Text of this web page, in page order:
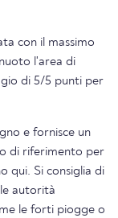
con il massimo
l'area di
di 5/5 punti per
e fornisce un
di riferimento per
qui. Si consiglia di
autorità
le forti piogge o